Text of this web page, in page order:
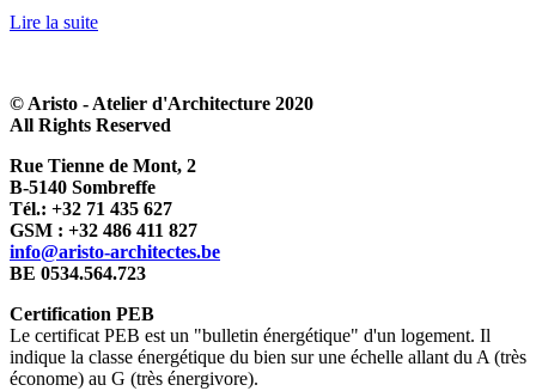
Lire la suite
© Aristo - Atelier d'Architecture 2020
All Rights Reserved
Rue Tienne de Mont, 2
B-5140 Sombreffe
Tél.: +32 71 435 627
GSM : +32 486 411 827
info@aristo-architectes.be
BE 0534.564.723
Certification PEB
Le certificat PEB est un "bulletin énergétique" d'un logement. Il
indique la classe énergétique du bien sur une échelle allant du A (très
économe) au G (très énergivore).